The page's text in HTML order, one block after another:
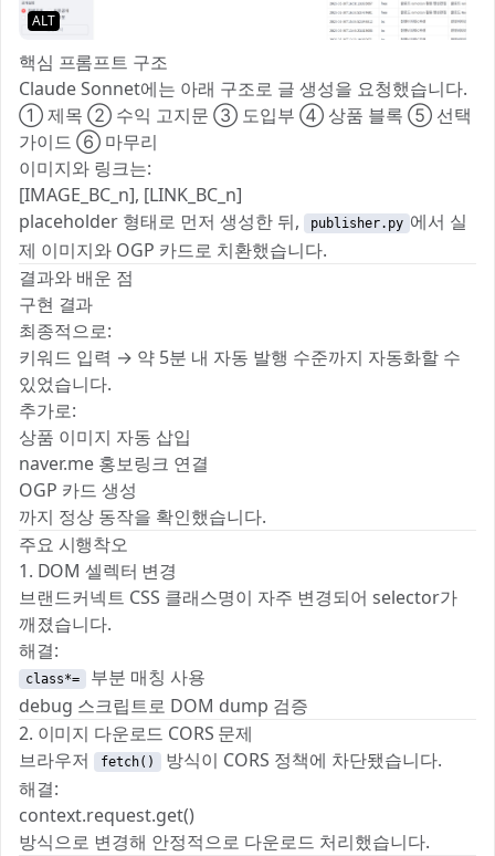
ALT
핵심 프롬프트 구조
Claude Sonnet에는 아래 구조로 글 생성을 요청했습니다.
① 제목 ② 수익 고지문 ③ 도입부 ④ 상품 블록 ⑤ 선택
가이드 ⑥ 마무리
이미지와 링크는:
[IMAGE_BC_n], [LINK_BC_n]
placeholder 형태로 먼저 생성한 뒤,
publisher.py 에서 실
제 이미지와 OGP 카드로 치환했습니다.
결과와 배운 점
구현 결과
최종적으로:
키워드 입력 → 약 5분 내 자동 발행 수준까지 자동화할 수
있었습니다.
추가로:
상품 이미지 자동 삽입
naver.me 홍보링크 연결
OGP 카드 생성
까지 정상 동작을 확인했습니다.
주요 시행착오
1. DOM 셀렉터 변경
브랜드커넥트 CSS 클래스명이 자주 변경되어 selector가
깨졌습니다.
해결:
class*=
부분 매칭 사용
debug 스크립트로 DOM dump 검증
2. 이미지 다운로드 CORS 문제
브라우저
fetch()
방식이 CORS 정책에 차단됐습니다.
해결:
context.request.get()
방식으로 변경해 안정적으로 다운로드 처리했습니다.